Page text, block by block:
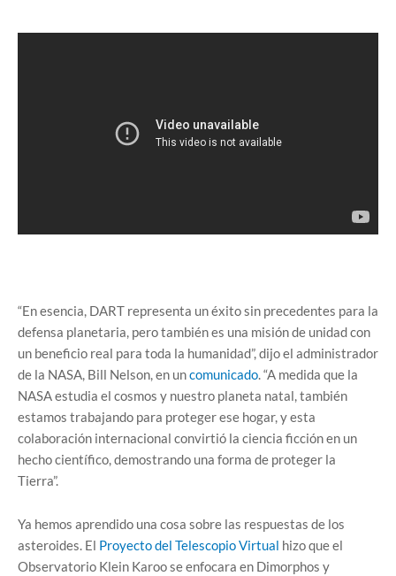
“En esencia, DART representa un éxito sin precedentes para la
defensa planetaria, pero también es una misión de unidad con
un beneficio real para toda la humanidad”, dijo el administrador
de la NASA, Bill Nelson, en uncomunicado. “A medida que la
NASA estudia el cosmos y nuestro planeta natal, también
estamos trabajando para proteger ese hogar, y esta
colaboración internacional convirtió la ciencia ficción en un
hecho científico, demostrando una forma de proteger la
Tierra”.
Ya hemos aprendido una cosa sobre las respuestas de los
asteroides. El Proyecto del Telescopio Virtual hizo que el
Observatorio Klein Karoo se enfocara en Dimorphos y